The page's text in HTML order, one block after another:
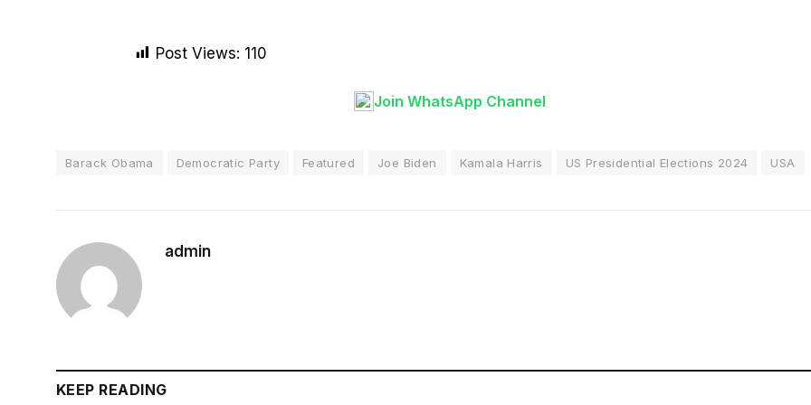
Post Views: 110
Join WhatsApp Channel
Barack Obama Democratic Party Featured Joe Biden Kamala Harris US Presidential Elections 2024 USA
admin
KEEP READING